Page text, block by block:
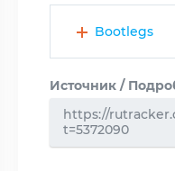
Bootlegs
Источник /
https://
t=5372090